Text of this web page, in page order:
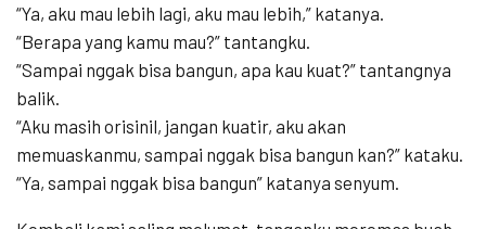
“Ya, aku mau lebih lagi, aku mau lebih,” katanya.
“Berapa yang kamu mau?” tantangku.
“Sampai nggak bisa bangun, apa kau kuat?” tantangnya
balik.
“Aku masih orisinil, jangan kuatir, aku akan
memuaskanmu, sampai nggak bisa bangun kan?” kataku.
“Ya, sampai nggak bisa bangun” katanya senyum.